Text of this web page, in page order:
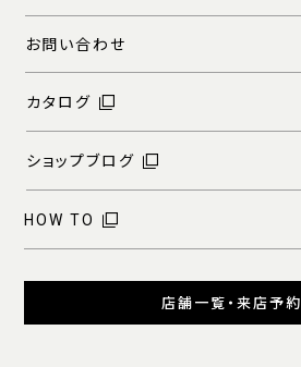
お問い合わせ
カタログ
ショップブログ
HOW TO
店舗一覧・来店予約